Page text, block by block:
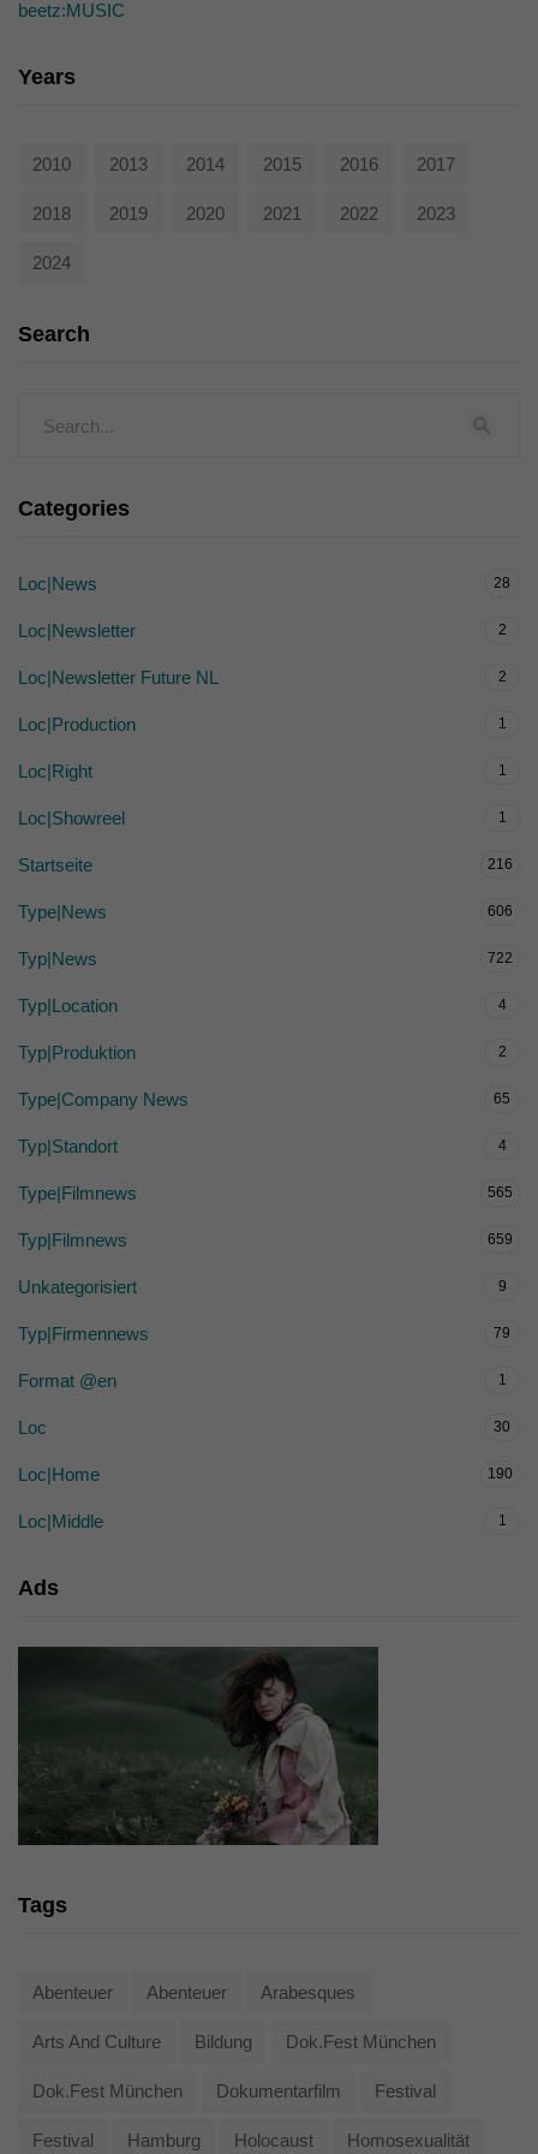
beetz:MUSIC
Years
2010 2013 2014 2015 2016 2017
2018 2019 2020 2021 2022 2023
2024
Search
Categories
Loc|News 28
Loc|Newsletter 2
Loc|Newsletter Future NL 2
Loc|Production 1
Loc|Right 1
Loc|Showreel 1
Startseite 216
Type|News 606
Typ|News 722
Typ|Location 4
Typ|Produktion 2
Type|Company News 65
Typ|Standort 4
Type|Filmnews 565
Typ|Filmnews 659
Unkategorisiert 9
Typ|Firmennews 79
Format @en 1
Loc 30
Loc|Home 190
Loc|Middle 1
Ads
Tags
Abenteuer Abenteuer Arabesques
Arts And Culture Bildung Dok.fest München
Dok.fest München Dokumentarfilm Festival
Festival Hamburg Holocaust Homosexualität